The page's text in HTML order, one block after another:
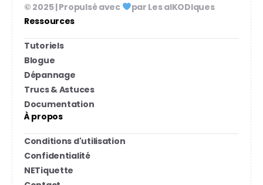
© 2025 | Propulsé avec
par Les alKODIques
Ressources
Tutoriels
Blogue
Dépannage
Trucs & Astuces
Documentation
À propos
Conditions d'utilisation
Confidentialité
NETiquette